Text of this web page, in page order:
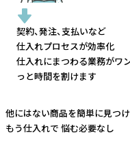
契約、発注、支払いなど
仕入れプロセスが効率化
仕入れにまつわる業務がワ
っと時間を割けます
他にはない商品を簡単に見つけ
もう仕入れで 悩む必要なし